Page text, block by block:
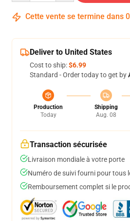
Cette vente se termine dans
Deliver to United States
Cost to ship:$6.99
Standard - Order today to get by
Production
Today
Shipping
Aug. 08
Transaction sécurisée
Livraison mondiale à votre porte
Numéro de suivi fourni pour tous
Remboursement complet si le